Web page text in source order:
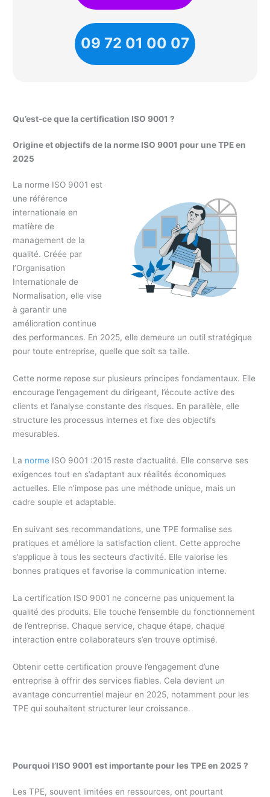
09 72 01 00 07
Qu’est-ce que la certification ISO 9001 ?
Origine et objectifs de la norme ISO 9001 pour une TPE en
2025
La norme ISO 9001 est
une référence
internationale en
matière de
management de la
qualité. Créée par
l’Organisation
Internationale de
Normalisation, elle vise
à garantir une
amélioration continue
des performances. En 2025, elle demeure un outil stratégique
pour toute entreprise, quelle que soit sa taille.
Cette norme repose sur plusieurs principes fondamentaux. Elle
encourage l’engagement du dirigeant, l’écoute active des
clients et l’analyse constante des risques. En parallèle, elle
structure les processus internes et fixe des objectifs
mesurables.
La norme ISO 9001 :2015 reste d’actualité. Elle conserve ses
exigences tout en s’adaptant aux réalités économiques
actuelles. Elle n’impose pas une méthode unique, mais un
cadre souple et adaptable.
En suivant ses recommandations, une TPE formalise ses
pratiques et améliore la satisfaction client. Cette approche
s’applique à tous les secteurs d’activité. Elle valorise les
bonnes pratiques et favorise la communication interne.
La certification ISO 9001 ne concerne pas uniquement la
qualité des produits. Elle touche l’ensemble du fonctionnement
de l’entreprise. Chaque service, chaque étape, chaque
interaction entre collaborateurs s’en trouve optimisé.
Obtenir cette certification prouve l’engagement d’une
entreprise à offrir des services fiables. Cela devient un
avantage concurrentiel majeur en 2025, notamment pour les
TPE qui souhaitent structurer leur croissance.
Pourquoi l’ISO 9001 est importante pour les TPE en 2025 ?
Les TPE, souvent limitées en ressources, ont pourtant